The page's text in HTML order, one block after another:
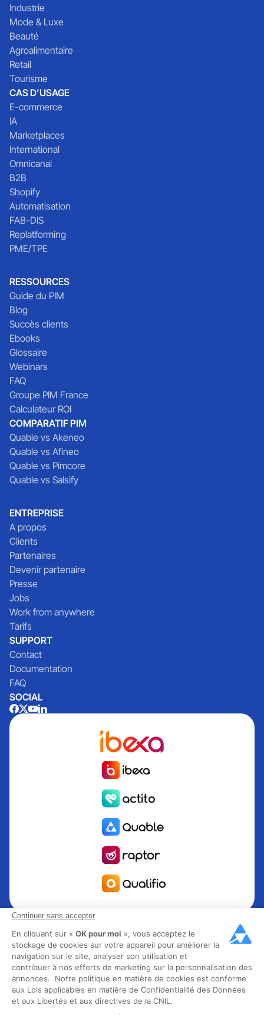
Continuer sans accepter
En cliquant sur « OK pour moi », vous acceptez le
stockage de cookies sur votre appareil pour améliorer la
navigation sur le site, analyser son utilisation et
contribuer à nos efforts de marketing sur la personnalisation des
annonces. Notre politique en matière de cookies est conforme
aux Lois applicables en matière de Confidentialité des Données
et aux Libertés et aux directives de la CNIL.
Industrie
Mode & Luxe
Beauté
Agroalimentaire
Retail
Tourisme
CAS D'USAGE
E-commerce
IA
Marketplaces
International
Omnicanal
B2B
Shopify
Automatisation
FAB-DIS
Replatforming
PME/TPE
RESSOURCES
Guide du PIM
Blog
Succès clients
Ebooks
Glossaire
Webinars
FAQ
Groupe PIM France
Calculateur ROI
COMPARATIF PIM
Quable vs Akeneo
Quable vs Afineo
Quable vs Pimcore
Quable vs Salsify
ENTREPRISE
A propos
Clients
Partenaires
Devenir partenaire
Presse
Jobs
Work from anywhere
Tarifs
SUPPORT
Contact
Documentation
FAQ
SOCIAL
Quable est la solution de gestion de l’information Produit
PIM pour les marques et fabricants en quête de croissance.
Groupe Rocher, Mitsubishi Electric, Escada, Berluti, Delsey,
North Sails, Liberated Brands, MCO Regent et plus de 300
grandes marques à travers 85 pays ont choisi Quable PIM
pour faire décoller leur business omnicanal. Fondée en
2013, Quable compte 40 collaborateurs experts et plus de